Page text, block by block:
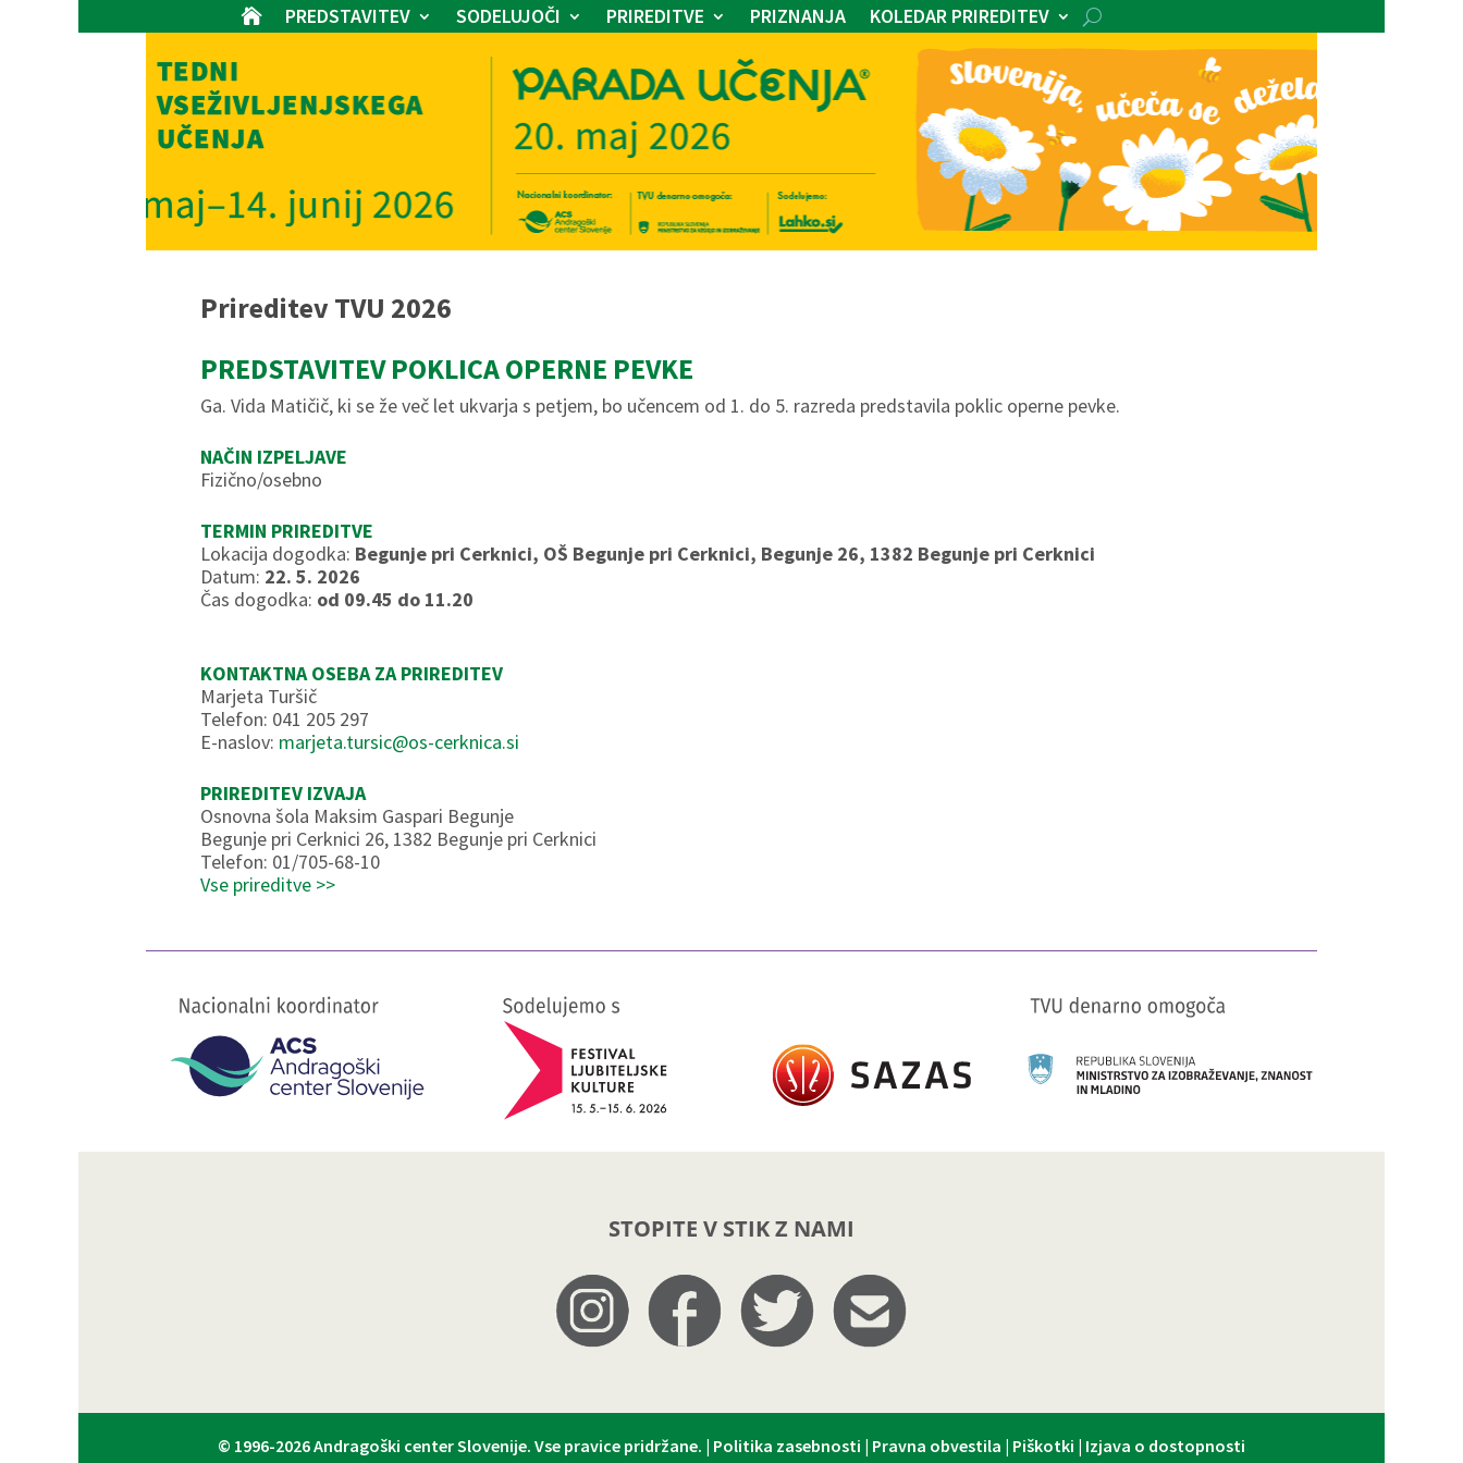
 PREDSTAVITEV SODELUJOČI PRIREDITVE PRIZNANJA KOLEDAR PRIREDITEV
Prireditev TVU 2026
PREDSTAVITEV POKLICA OPERNE PEVKE
Ga. Vida Matičič, ki se že več let ukvarja s petjem, bo učencem od 1. do 5. razreda predstavila poklic operne pevke.
NAČIN IZPELJAVE
Fizično/osebno
TERMIN PRIREDITVE
Lokacija dogodka: Begunje pri Cerknici, OŠ Begunje pri Cerknici, Begunje 26, 1382 Begunje pri Cerknici
Datum: 22. 5. 2026
Čas dogodka: od 09.45 do 11.20
KONTAKTNA OSEBA ZA PRIREDITEV
Marjeta Turšič
Telefon: 041 205 297
E-naslov: marjeta.tursic@os-cerknica.si
PRIREDITEV IZVAJA
Osnovna šola Maksim Gaspari Begunje
Begunje pri Cerknici 26, 1382 Begunje pri Cerknici
Telefon: 01/705-68-10
Vse prireditve >>
STOPITE V STIK Z NAMI
© 1996-2026Andragoški center Slovenije. Vse pravice pridržane. | Politika zasebnosti | Pravna obvestila | Piškotki | Izjava o dostopnosti